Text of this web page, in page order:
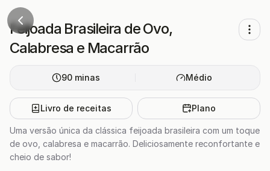
Feijoada Brasileira de Ovo,
Calabresa e Macarrão
90 minas Médio
Livro de receitas Plano
Uma versão única da clássica feijoada brasileira com um toque
de ovo, calabresa e macarrão. Deliciosamente reconfortante e
cheio de sabor!